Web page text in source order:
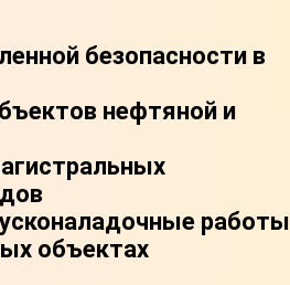
безопасности в
нефтяной и
работы
объектах